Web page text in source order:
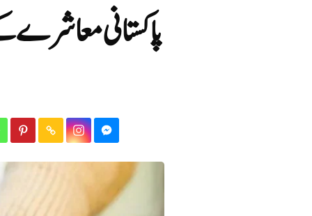
پاکستانی معاشرے